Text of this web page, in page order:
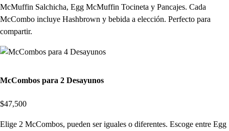
McMuffin Salchicha, Egg McMuffin Tocineta y Pancajes. Cada
McCombo incluye Hashbrown y bebida a elección. Perfecto para
compartir.
McCombos para 2 Desayunos
$47,500
Elige 2 McCombos, pueden ser iguales o diferentes. Escoge entre Egg